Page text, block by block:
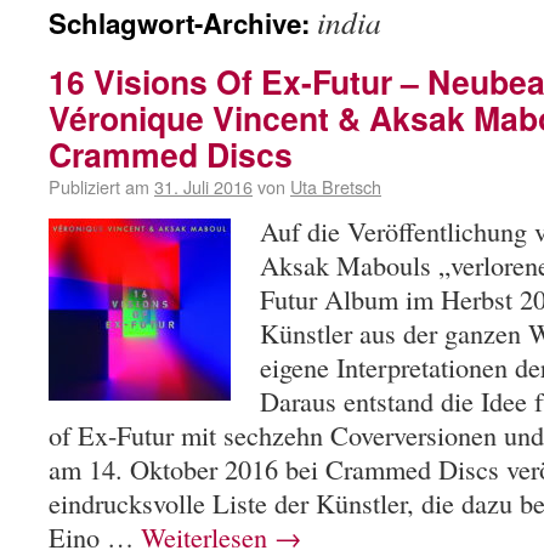
Schlagwort-Archive: india
16 Visions Of Ex-Futur –
Véronique Vincent & Aksak
Crammed Discs
Publiziert am 31. Juli 2016von Uta Bretsch
Auf die Veröffentlichung
Aksak Mabouls
Futur Album im Herbst
Künstler aus der ganzen
eigene Interpretationen
Daraus entstand die
of Ex-Futur mit sechzehn Coverversionen
am 14. Oktober 2016 bei Crammed Discs
eindrucksvolle Liste der Künstler, die dazu
Eino … Weiterlesen →